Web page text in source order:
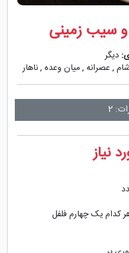
و سیب زمینی
دیگر
شام , عصرانه ,میان وعده ,ناهار
2
نیاز
کدام یک چهارم فلفل